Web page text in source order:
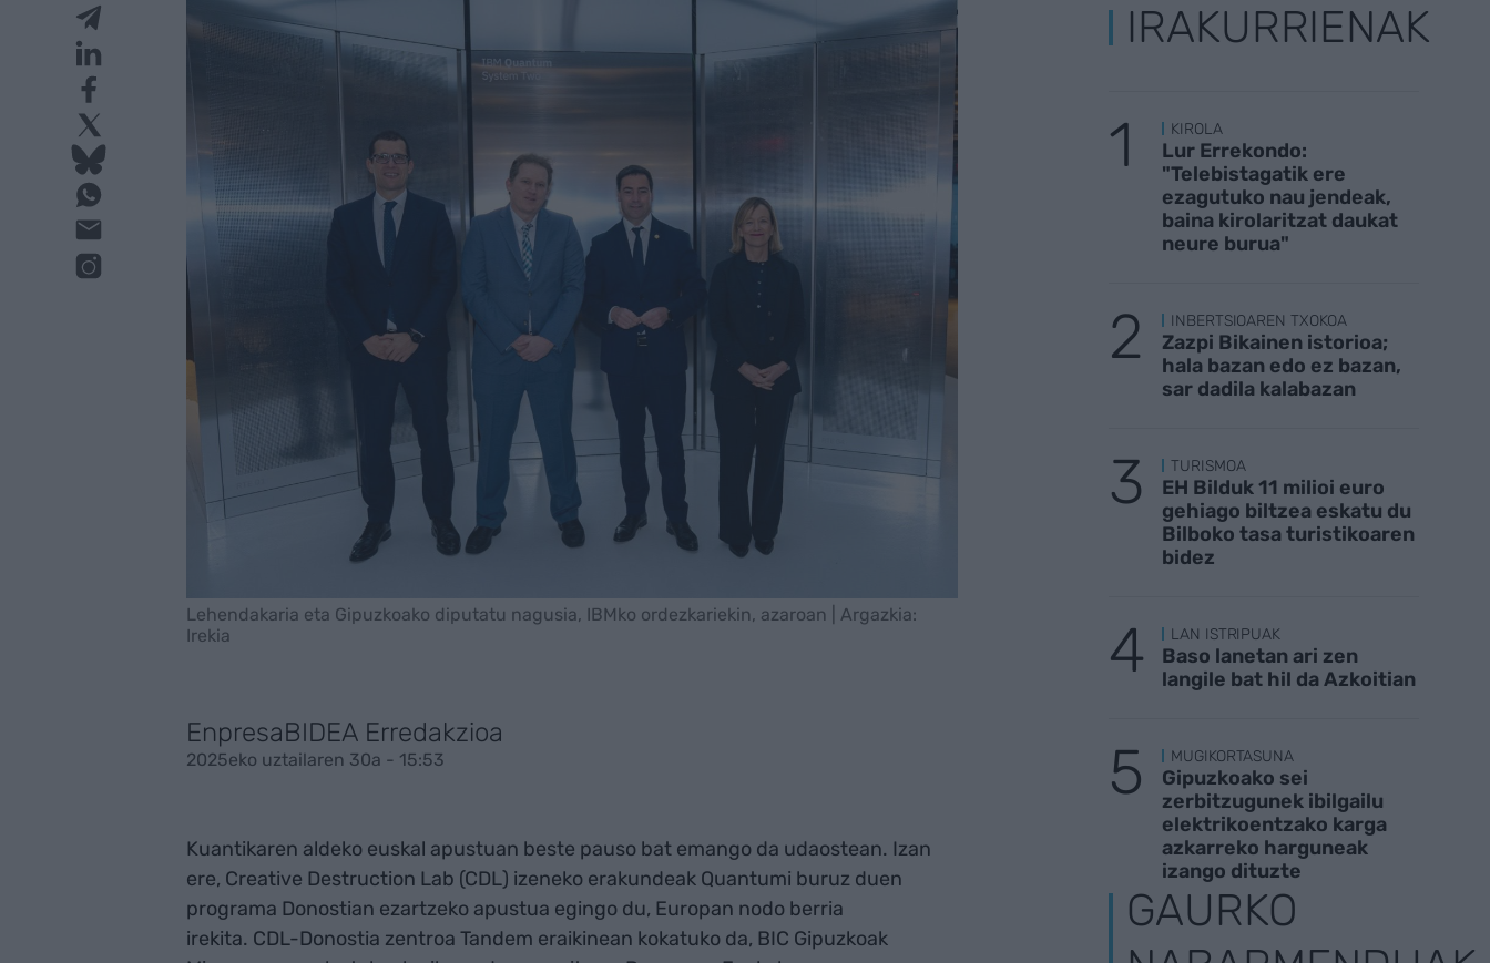
Lehendakaria eta Gipuzkoako diputatu nagusia, IBMko ordezkariekin, azaroan | Argazkia:
Irekia
EnpresaBIDEA Erredakzioa
2025eko uztailaren 30a - 15:53
Kuantikaren aldeko euskal apustuan beste pauso bat emango da udaostean. Izan
ere, Creative Destruction Lab (CDL) izeneko erakundeak Quantumi buruz duen
programa Donostian ezartzeko apustua egingo du, Europan nodo berria
irekita. CDL-Donostia zentroa Tandem eraikinean kokatuko da, BIC Gipuzkoak
IRAKURRIENAK
KIROLA
Lur Errekondo:
"Telebistagatik ere
ezagutuko nau jendeak,
baina kirolaritzat daukat
neure burua"
INBERTSIOAREN TXOKOA
Zazpi Bikainen istorioa;
hala bazan edo ez bazan,
sar dadila kalabazan
TURISMOA
EH Bilduk 11 milioi euro
gehiago biltzea eskatu du
Bilboko tasa turistikoaren
bidez
LAN ISTRIPUAK
Baso lanetan ari zen
langile bat hil da Azkoitian
MUGIKORTASUNA
Gipuzkoako sei
zerbitzugunek ibilgailu
elektrikoentzako karga
azkarreko harguneak
izango dituzte
GAURKO